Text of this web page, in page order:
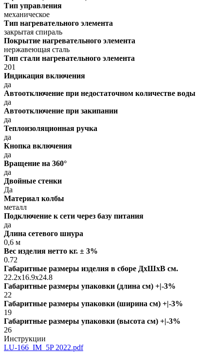
Тип управления
механическое
Тип нагревательного элемента
закрытая спираль
Покрытие нагревательного элемента
нержавеющая сталь
Тип стали нагревательного элемента
201
Индикация включения
да
Автоотключение при недостаточном количестве воды
да
Автоотключение при закипании
да
Теплоизоляционная ручка
да
Кнопка включения
да
Вращение на 360°
да
Двойные стенки
Да
Материал колбы
металл
Подключение к сети через базу питания
да
Длина сетевого шнура
0,6 м
Вес изделия нетто кг. ± 3%
0.72
Габаритные размеры изделия в сборе ДxШxВ см.
22.2x16.9x24.8
Габаритные размеры упаковки (длина см) +|-3%
22
Габаритные размеры упаковки (ширина см) +|-3%
19
Габаритные размеры упаковки (высота см) +|-3%
26
Инструкции
LU-166_IM_5P 2022.pdf